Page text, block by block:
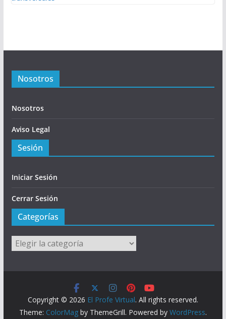
Nosotros
Nosotros
Aviso Legal
Sesión
Iniciar Sesión
Cerrar Sesión
Categorías
Categorías
Copyright © 2026 El Profe Virtual. All rights reserved.
Theme: ColorMagby ThemeGrill. Powered by WordPress.